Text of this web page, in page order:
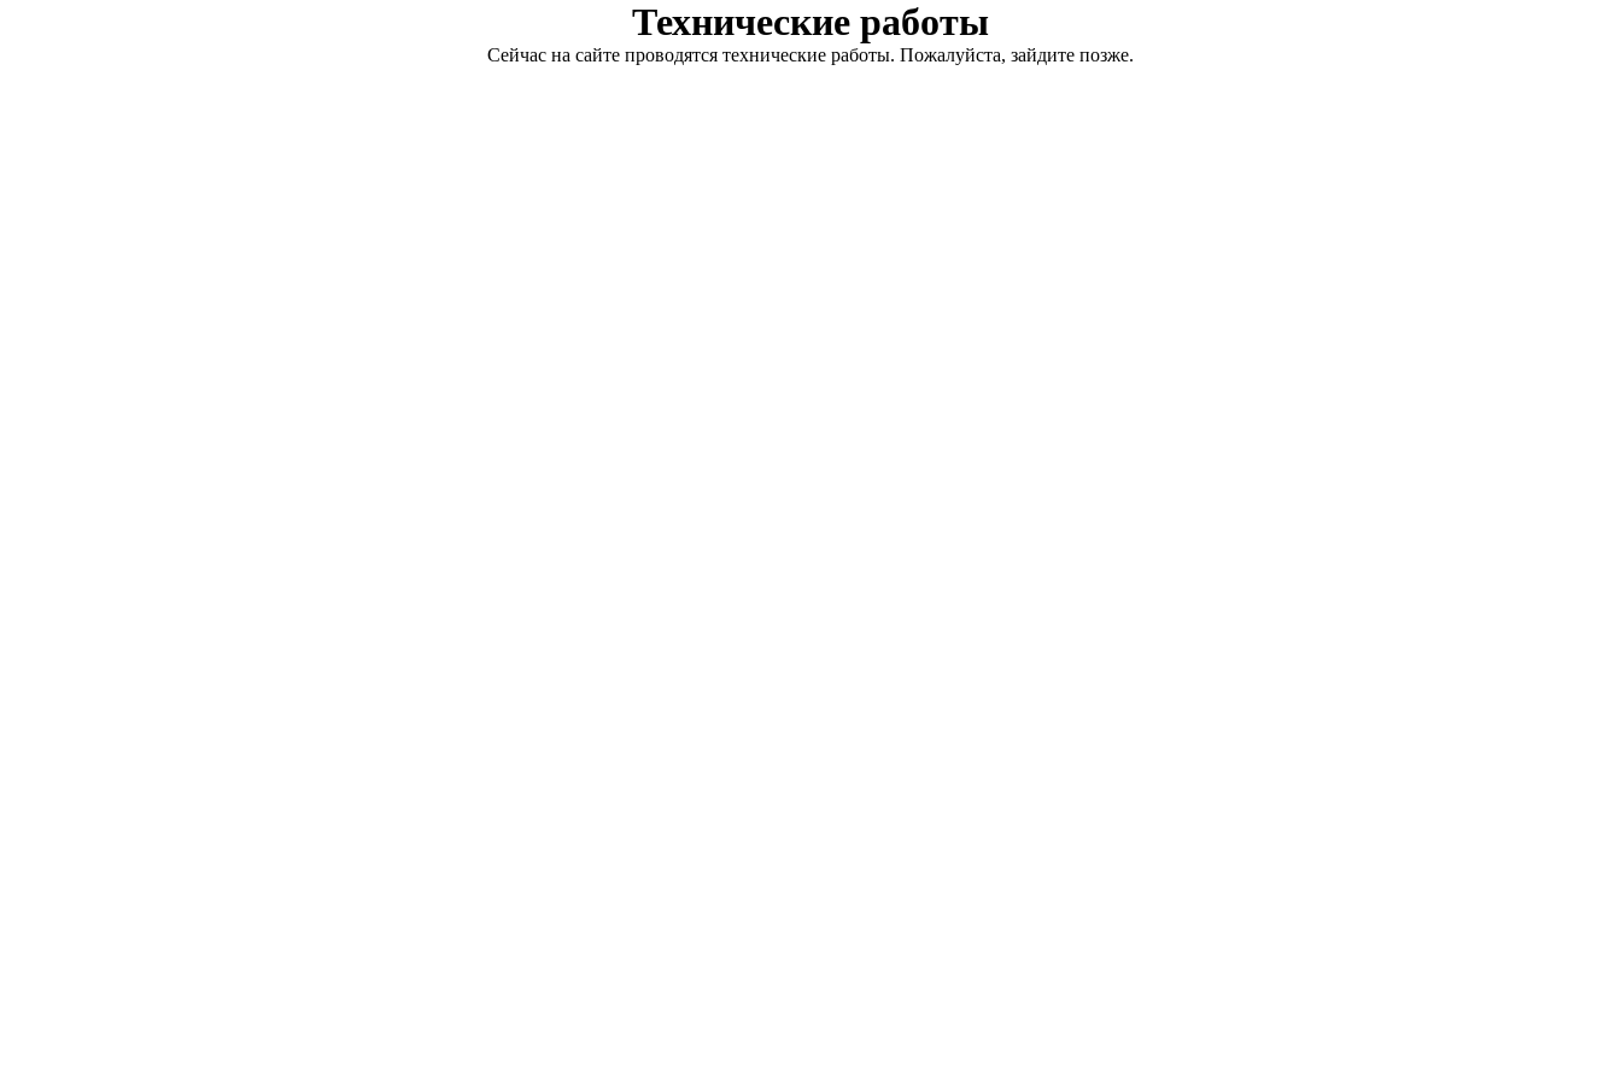
Технические работы
Сейчас на сайте проводятся технические работы. Пожалуйста, зайдите позже.